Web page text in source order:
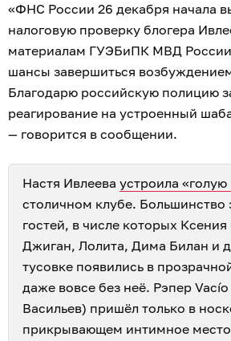
«ФНС России 26 декабря начала
налоговую проверку блогера
материалам ГУЭБиПК МВД
шансы завершиться
Благодарю российскую полицию
реагирование на устроенный
— говорится в сообщении.
Настя Ивлеева устроила
столичном клубе. Большинство
гостей, в числе которых
Джиган, Лолита, Дима Билан и
тусовке появились в
даже вовсе без неё. Рэпер
Васильев) пришёл только в
прикрывающем интимное